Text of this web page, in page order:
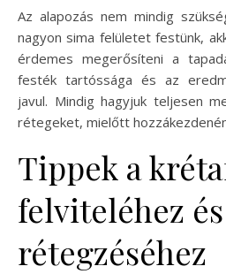
Az alapozás nem mindig
nagyon sima felületet festünk,
érdemes megerősíteni a
festék tartóssága és az
javul. Mindig hagyjuk teljesen
rétegeket, mielőtt
Tippek a
felviteléhez és
rétegzéséhez